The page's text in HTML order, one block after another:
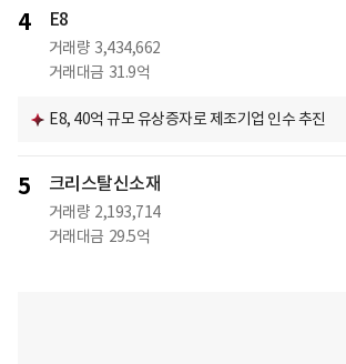
4 E8
거래량 3,434,662
거래대금 31.9억
E8, 40억 규모 유상증자로 제조기업 인수 추진
5 크리스탈신소재
거래량 2,193,714
거래대금 29.5억